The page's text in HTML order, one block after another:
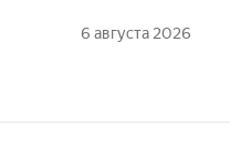
6 августа 2026